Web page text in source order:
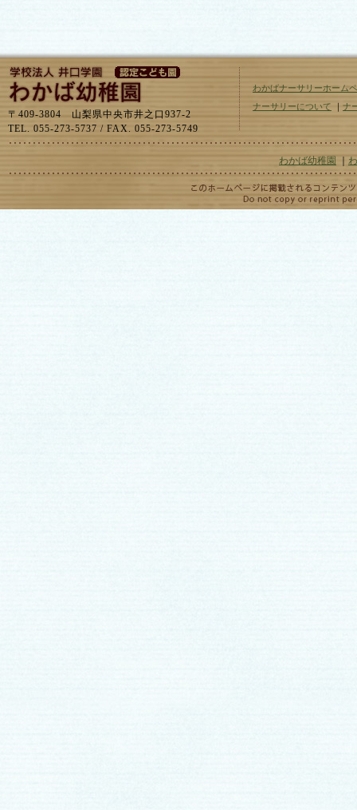
〒409-3804 山梨県中央市井之口937-2
TEL. 055-273-5737 / FAX. 055-273-5749
わかばナーサリーホーム
ナーサリーについて ｜ ナ
わかば幼稚園